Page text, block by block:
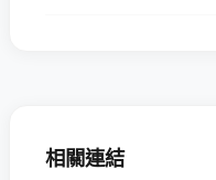
相關連結